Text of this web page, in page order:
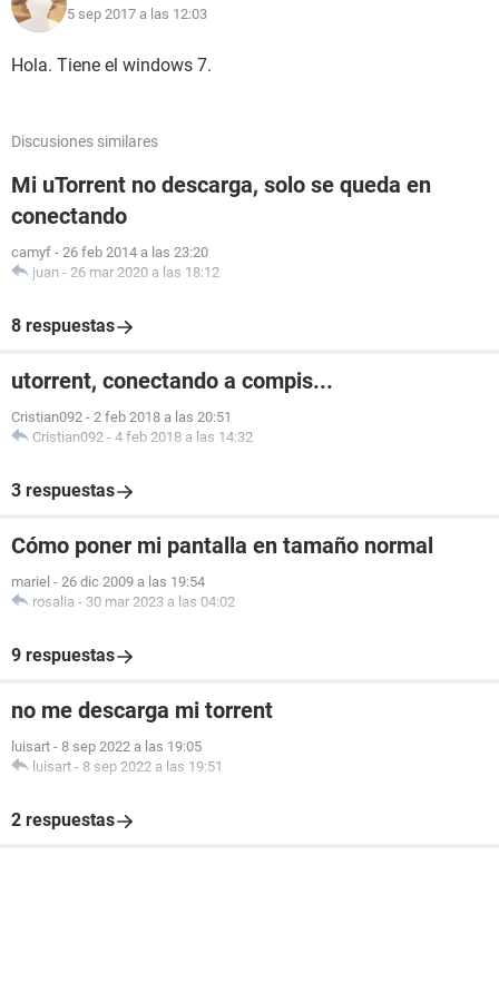
5 sep 2017 a las 12:03
Hola. Tiene el windows 7.
Discusiones similares
Mi uTorrent no descarga, solo se queda en
conectando
camyf - 26 feb 2014 a las 23:20
juan - 26 mar 2020 a las 18:12
8 respuestas
utorrent, conectando a compis...
Cristian092 - 2 feb 2018 a las 20:51
Cristian092 - 4 feb 2018 a las 14:32
3 respuestas
Cómo poner mi pantalla en tamaño normal
mariel - 26 dic 2009 a las 19:54
rosalia - 30 mar 2023 a las 04:02
9 respuestas
no me descarga mi torrent
luisart - 8 sep 2022 a las 19:05
luisart - 8 sep 2022 a las 19:51
2 respuestas